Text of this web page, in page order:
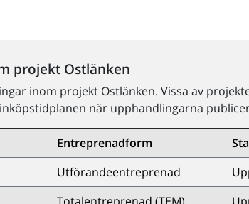
projekt Ostlänken
inom projekt Ostlänken. Vissa av
när upphandlingarna
Entreprenadform
Utförandeentreprenad
Totalentreprenad (TEM)